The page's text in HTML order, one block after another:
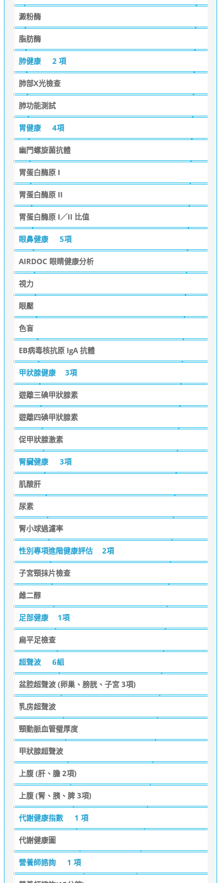
澱粉酶
脂肪酶
肺健康 2 項
肺部X光檢查
肺功能測試
胃健康 4項
幽門螺旋菌抗體
胃蛋白酶原 I
胃蛋白酶原 II
胃蛋白酶原 I／II 比值
眼鼻健康 5項
AIRDOC 眼睛健康分析
視力
眼壓
色盲
EB病毒核抗原 IgA 抗體
甲狀腺健康 3項
遊離三碘甲狀腺素
遊離四碘甲狀腺素
促甲狀腺激素
腎臟健康 3項
肌酸肝
尿素
腎小球過濾率
性別專項進階健康評估 2項
子宮頸抹片檢查
雌二醇
足部健康 1項
扁平足檢查
超聲波 6組
盆腔超聲波 (卵巢、膀胱、子宮 3項)
乳房超聲波
頸動脈血管璧厚度
甲狀腺超聲波
上腹 (肝、膽 2項)
上腹 (腎、胰、脾 3項)
代謝健康指數 1 項
代謝健康圖
營養師諮詢 1 項